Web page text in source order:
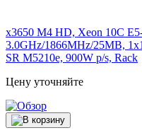
x3650 M4 HD, Xeon 10C
3.0GHz/1866MHz/25MB,
SR M5210e, 900W p/s, Rack
Цену уточняйте